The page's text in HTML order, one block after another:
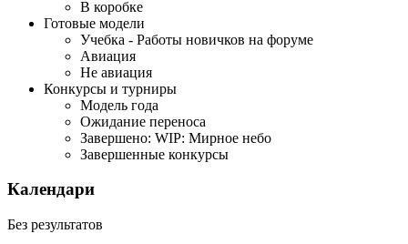
В коробке
Готовые модели
Учебка - Работы новичков на форуме
Авиация
Не авиация
Конкурсы и турниры
Модель года
Ожидание переноса
Завершено: WIP: Мирное небо
Завершенные конкурсы
Календари
Без результатов